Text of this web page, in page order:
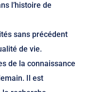
l’histoire de
sans précédent
de vie.
de la connaissance
Il est